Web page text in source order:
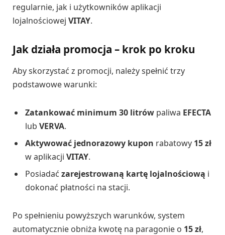
regularnie, jak i użytkowników aplikacji
lojalnościowej VITAY.
Jak działa promocja – krok po kroku
Aby skorzystać z promocji, należy spełnić trzy
podstawowe warunki:
Zatankować minimum 30 litrów paliwa EFECTA
lub VERVA.
Aktywować jednorazowy kupon rabatowy 15 zł
w aplikacji VITAY.
Posiadać zarejestrowaną kartę lojalnościową i
dokonać płatności na stacji.
Po spełnieniu powyższych warunków, system
automatycznie obniża kwotę na paragonie o 15 zł,